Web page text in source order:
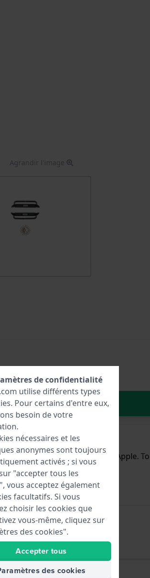
Agrandir l'image
Dans le Panier
être attaché à une montre Apple.
au boîtier de la montre.
de confidentialité
utilise différents types
. Pour certains d'entre eux,
besoin de votre
nécessaires et les
anonymes sont toujours
activés ; si vous
"accepter tous les
vous acceptez également
facultatifs. Si vous
choisir les cookies que
vous-même, cliquez sur
des cookies".
Accepter tous
des cookies